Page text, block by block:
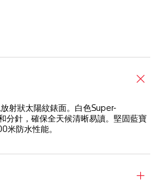
射狀太陽紋錶面。白色Super-
分針，確保全天候清晰易讀。堅固藍寶
米防水性能。